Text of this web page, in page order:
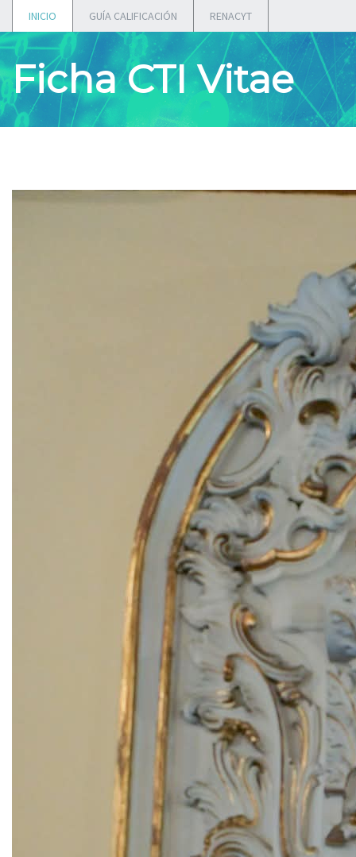
INICIO GUÍA CALIFICACIÓN RENACYT
Ficha CTI Vitae